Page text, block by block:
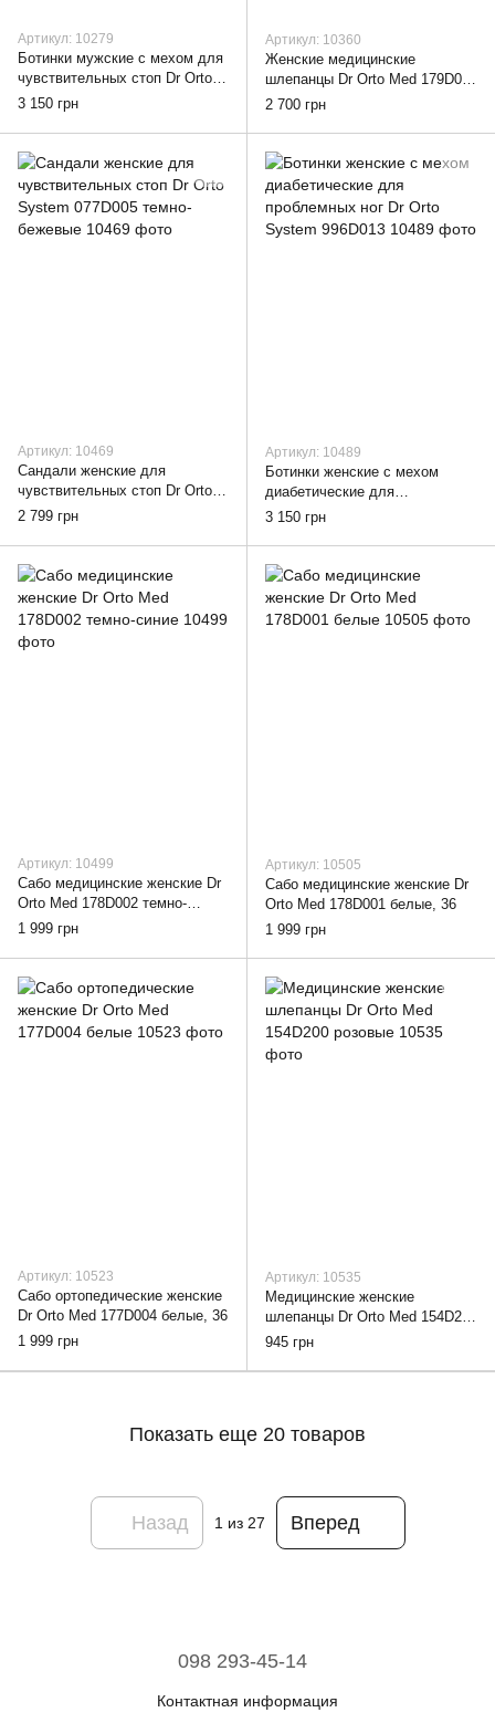
Артикул: 10279
Ботинки мужские с мехом для
чувствительных стоп Dr Orto
System 996M013, 42
3 150 грн
Артикул: 10360
Женские медицинские
шлепанцы Dr Orto Med 179D008
Бежевые, 38
2 700 грн
Артикул: 10469
Сандали женские для
чувствительных стоп Dr Orto
System 077D005 темно-
бежевые, 38
2 799 грн
Артикул: 10489
Ботинки женские с мехом
диабетические для
проблемных ног Dr Orto System
3 150 грн
Артикул: 10499
Сабо медицинские женские Dr
Orto Med 178D002 темно-
синие, 36
1 999 грн
Артикул: 10505
Сабо медицинские женские Dr
Orto Med 178D001 белые, 36
1 999 грн
Артикул: 10523
Сабо ортопедические женские
Dr Orto Med 177D004 белые, 36
1 999 грн
Артикул: 10535
Медицинские женские
шлепанцы Dr Orto Med 154D200
розовые, 36
945 грн
Показать еще 20 товаров
Назад 1из 27 Вперед
098 293-45-14
Контактная информация